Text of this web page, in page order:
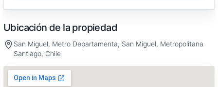
Ubicación de la propiedad
San Miguel, Metro Departamenta, San Miguel, Metropolitana
Santiago, Chile